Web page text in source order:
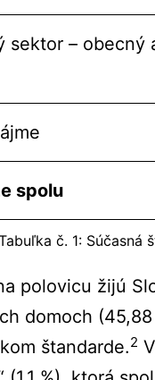
sektor – obecný
spolu
č. 1: Súčasná
polovicu žijú
domoch
štandarde.2